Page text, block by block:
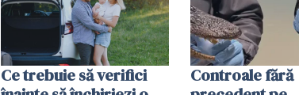
Ce trebuie să verifici
Controale fără